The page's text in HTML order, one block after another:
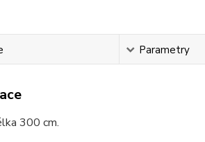
Parametry
300 cm.